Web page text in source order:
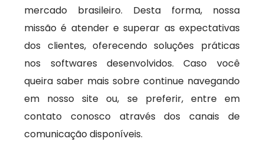
mercado brasileiro. Desta forma, nossa
missão é atender e superar as expectativas
dos clientes, oferecendo soluções práticas
nos softwares desenvolvidos. Caso você
queira saber mais sobre continue navegando
em nosso site ou, se preferir, entre em
contato conosco através dos canais de
comunicação disponíveis.